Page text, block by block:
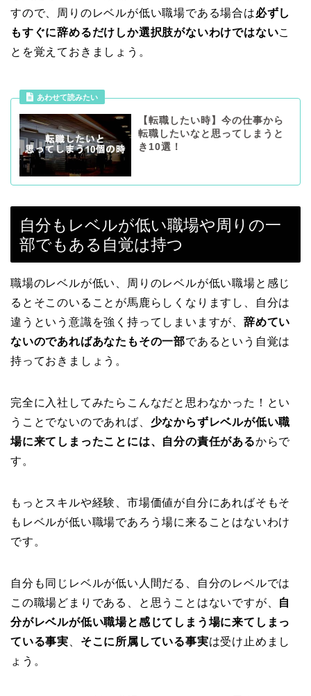
すので、周りのレベルが低い職場である場合は必ずし
もすぐに辞めるだけしか選択肢がないわけではないこ
とを覚えておきましょう。
あわせて読みたい
【転職したい時】今の仕事から
転職したいなと思ってしまうと
き10選！
自分もレベルが低い職場や周りの一
部でもある自覚は持つ
職場のレベルが低い、周りのレベルが低い職場と感じ
るとそこのいることが馬鹿らしくなりますし、自分は
違うという意識を強く持ってしまいますが、 辞めてい
ないのであればあなたもその一部であるという自覚は
持っておきましょう。
完全に入社してみたらこんなだと思わなかった！とい
うことでないのであれば、 少なからずレベルが低い職
場に来てしまったことには、自分の責任があるからで
す。
もっとスキルや経験、市場価値が自分にあればそもそ
もレベルが低い職場であろう場に来ることはないわけ
です。
自分も同じレベルが低い人間だる、自分のレベルでは
この職場どまりである、と思うことはないですが、 自
分がレベルが低い職場と感じてしまう場に来てしまっ
ている事実、 そこに所属している事実は受け止めまし
ょう。